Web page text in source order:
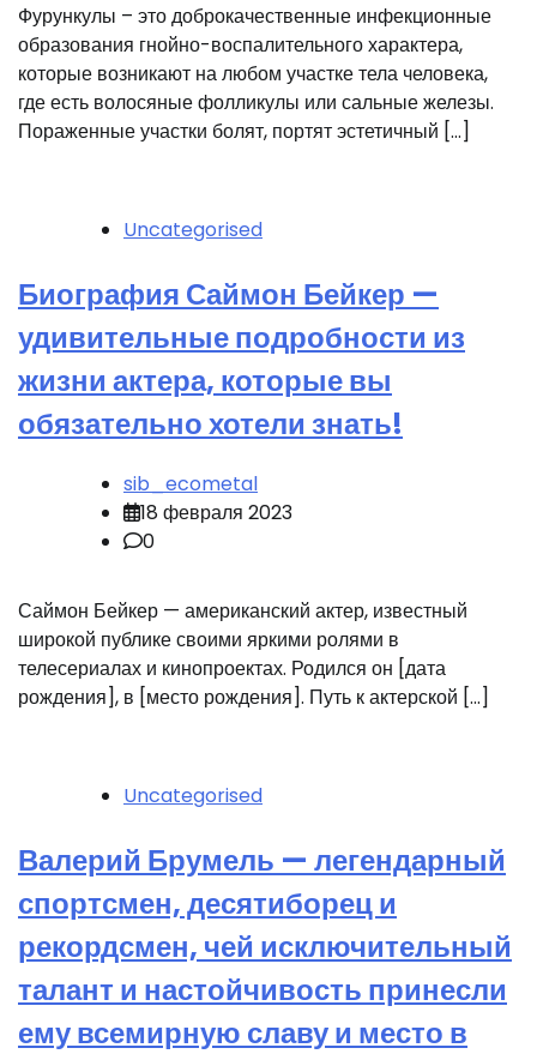
Фурункулы – это доброкачественные инфекционные
образования гнойно-воспалительного характера,
которые возникают на любом участке тела человека,
где есть волосяные фолликулы или сальные железы.
Пораженные участки болят, портят эстетичный […]
Uncategorised
Биография Саймон Бейкер —
удивительные подробности из
жизни актера, которые вы
обязательно хотели знать!
sib_ecometal
18 февраля 2023
0
Саймон Бейкер — американский актер, известный
широкой публике своими яркими ролями в
телесериалах и кинопроектах. Родился он [дата
рождения], в [место рождения]. Путь к актерской […]
Uncategorised
Валерий Брумель — легендарный
спортсмен, десятиборец и
рекордсмен, чей исключительный
талант и настойчивость принесли
ему всемирную славу и место в